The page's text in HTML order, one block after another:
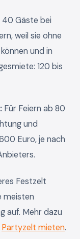
40 Gäste bei
weil sie ohne
und in
120 bis
Für Feiern ab 80
und
Euro, je nach
Festzelt
meisten
auf. Mehr dazu
Partyzelt mieten.